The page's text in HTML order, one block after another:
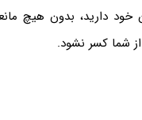
دارید، بدون هیچ
شما کسر نشود.